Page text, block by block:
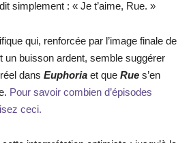
simplement : « Je t’aime, Rue. »
qui, renforcée par l’image finale de
un buisson ardent, semble suggérer
dans Euphoria et que Rue s’en
Pour savoir combien d’épisodes
ceci.